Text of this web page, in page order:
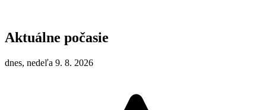
Aktuálne počasie
dnes, nedeľa 9. 8. 2026